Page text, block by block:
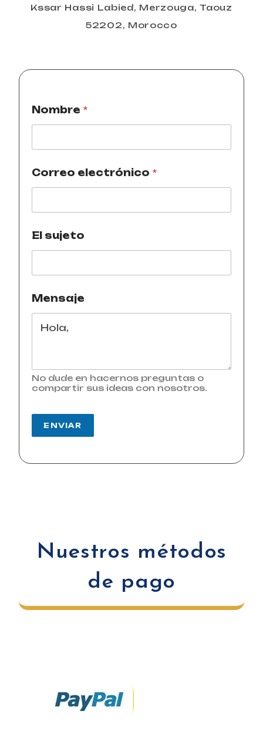
Kssar Hassi Labied, Merzouga, Taouz
52202, Morocco
Nombre *
Correo electrónico *
El sujeto
Mensaje
No dude en hacernos preguntas o
compartir sus ideas con nosotros.
ENVIAR
Nuestros métodos
de pago